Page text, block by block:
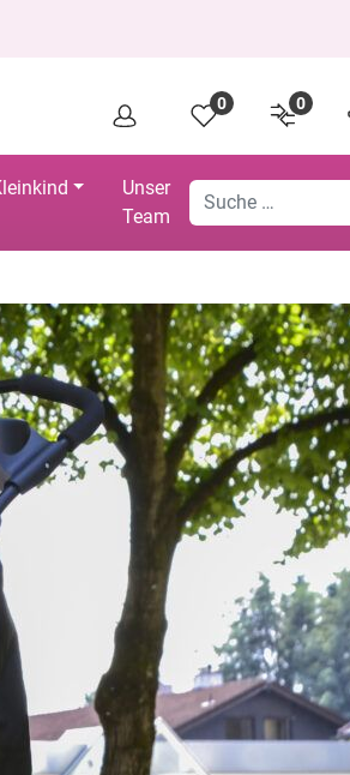
0
0
Unser
Team